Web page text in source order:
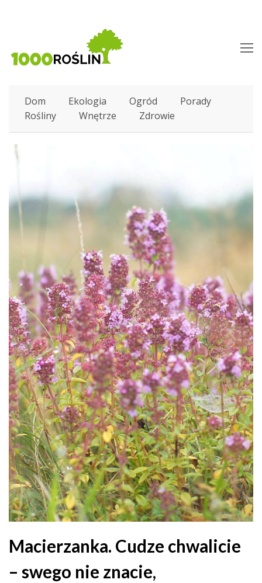
Dom Ekologia Ogród
Porady
Rośliny
Wnętrze Zdrowie
Macierzanka. Cudze chwalicie
– swego nie znacie,